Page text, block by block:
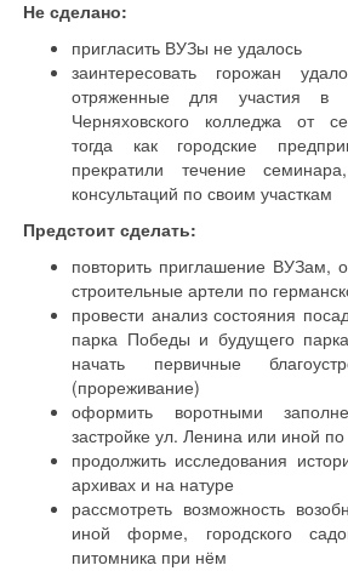
Не сделано:
пригласить ВУЗы не удалось
заинтересовать горожан
отряженные для участия в
Черняховского колледжа от
тогда как городские
прекратили течение
консультаций по своим участкам
Предстоит сделать:
повторить приглашение ВУЗам,
строительные артели по
провести анализ состояния
парка Победы и будущего
начать первичные
(прореживание)
оформить воротными
застройке ул. Ленина или иной
продолжить исследования
архивах и на натуре
рассмотреть возможность
иной форме, городского
питомника при нём